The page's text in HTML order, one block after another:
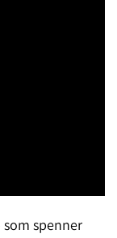
som spenner